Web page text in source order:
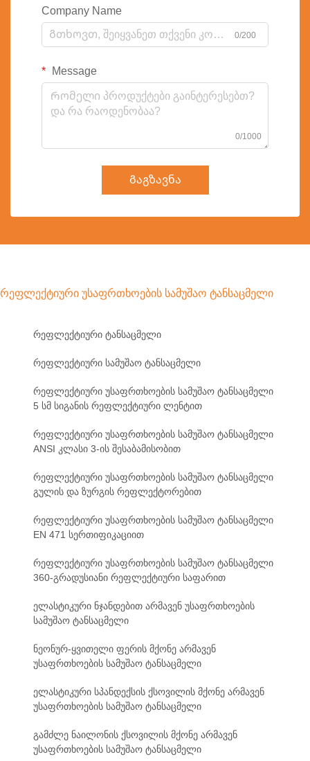
Company Name
0/200
Message
0/1000
Გაგზავნა
რეფლექტიური უსაფრთხოების სამუშაო ტანსაცმელი
რეფლექტიური ტანსაცმელი
რეფლექტიური სამუშაო ტანსაცმელი
რეფლექტიური უსაფრთხოების სამუშაო ტანსაცმელი
5 სმ სიგანის რეფლექტიური ლენტით
რეფლექტიური უსაფრთხოების სამუშაო ტანსაცმელი
ANSI კლასი 3-ის შესაბამისობით
რეფლექტიური უსაფრთხოების სამუშაო ტანსაცმელი
გულის და ზურგის რეფლექტორებით
რეფლექტიური უსაფრთხოების სამუშაო ტანსაცმელი
EN 471 სერთიფიკაციით
რეფლექტიური უსაფრთხოების სამუშაო ტანსაცმელი
360-გრადუსიანი რეფლექტიური საფარით
ელასტიკური ნჯანდებით არმავენ უსაფრთხოების
სამუშაო ტანსაცმელი
ნეონურ-ყვითელი ფერის მქონე არმავენ
უსაფრთხოების სამუშაო ტანსაცმელი
ელასტიკური სპანდექსის ქსოვილის მქონე არმავენ
უსაფრთხოების სამუშაო ტანსაცმელი
გამძლე ნაილონის ქსოვილის მქონე არმავენ
უსაფრთხოების სამუშაო ტანსაცმელი